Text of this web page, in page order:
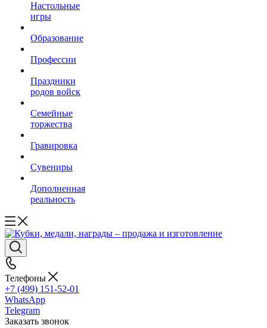
Настольные
игры
Образование
Профессии
Праздники
родов войск
Семейные
торжества
Гравировка
Сувениры
Дополненная
реальность
Телефоны
+7 (499) 151-52-01
WhatsApp
Telegram
Заказать звонок